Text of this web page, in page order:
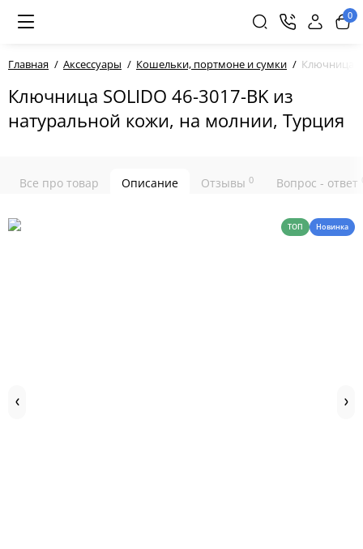
0
Главная Аксессуары Кошельки, портмоне и сумки Ключница
Ключница SOLIDO 46-3017-BK из
натуральной кожи, на молнии, Турция
Все про товар Описание Отзывы 0 Вопрос - ответ
ТОП Новинка